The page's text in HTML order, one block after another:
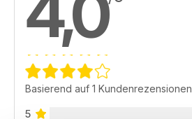
Basierend auf 1 Kundenrezensionen
5